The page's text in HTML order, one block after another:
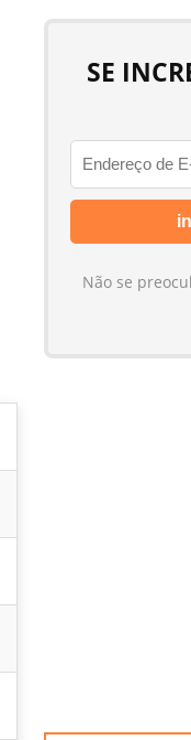
SE
Não se